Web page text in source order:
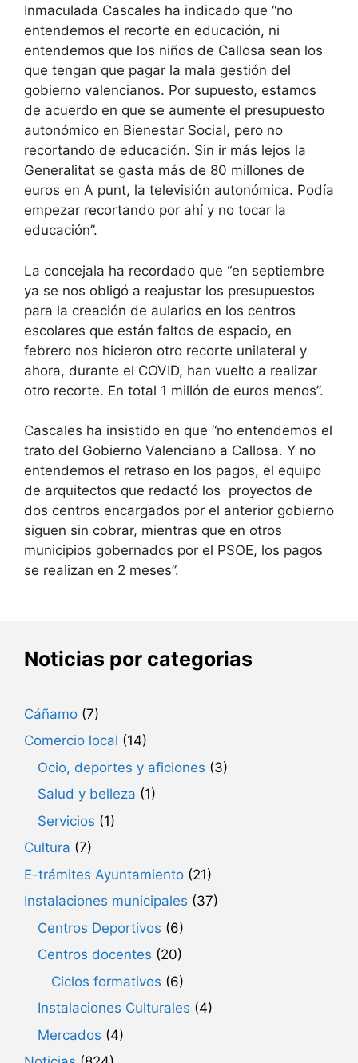
Inmaculada Cascales ha indicado que “no
entendemos el recorte en educación, ni
entendemos que los niños de Callosa sean los
que tengan que pagar la mala gestión del
gobierno valencianos. Por supuesto, estamos
de acuerdo en que se aumente el presupuesto
autonómico en Bienestar Social, pero no
recortando de educación. Sin ir más lejos la
Generalitat se gasta más de 80 millones de
euros en A punt, la televisión autonómica. Podía
empezar recortando por ahí y no tocar la
educación”.
La concejala ha recordado que “en septiembre
ya se nos obligó a reajustar los presupuestos
para la creación de aularios en los centros
escolares que están faltos de espacio, en
febrero nos hicieron otro recorte unilateral y
ahora, durante el COVID, han vuelto a realizar
otro recorte. En total 1 millón de euros menos”.
Cascales ha insistido en que “no entendemos el
trato del Gobierno Valenciano a Callosa. Y no
entendemos el retraso en los pagos, el equipo
de arquitectos que redactó los proyectos de
dos centros encargados por el anterior gobierno
siguen sin cobrar, mientras que en otros
municipios gobernados por el PSOE, los pagos
se realizan en 2 meses”.
Noticias por categorias
Cáñamo (7)
Comercio local (14)
Ocio, deportes y aficiones (3)
Salud y belleza (1)
Servicios (1)
Cultura (7)
E-trámites Ayuntamiento (21)
Instalaciones municipales (37)
Centros Deportivos (6)
Centros docentes (20)
Ciclos formativos (6)
Instalaciones Culturales (4)
Mercados (4)